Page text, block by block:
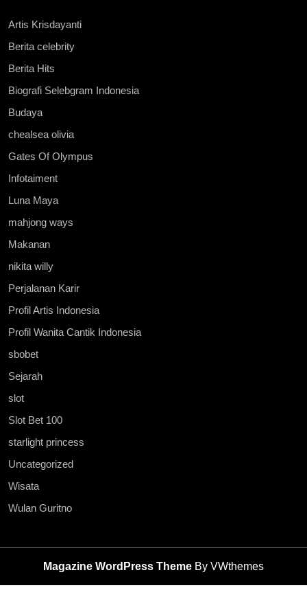
Artis Krisdayanti
Berita celebrity
Berita Hits
Biografi Selebgram Indonesia
Budaya
chealsea olivia
Gates Of Olympus
Infotaiment
Luna Maya
mahjong ways
Makanan
nikita willy
Perjalanan Karir
Profil Artis Indonesia
Profil Wanita Cantik Indonesia
sbobet
Sejarah
slot
Slot Bet 100
starlight princess
Uncategorized
Wisata
Wulan Guritno
Magazine WordPress Theme By VWthemes